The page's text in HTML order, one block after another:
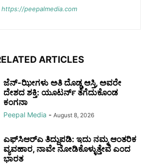
https://peepalmedia.com
ARTICLES
ಜೆನ್-ಝೀಗಳು ಅತಿ ದೊಡ್ಡ ಆಸ್ತಿ, ಅವರೇ
ದೇಶದ ಶಕ್ತಿ: ಯೂಟರ್ನ್ ತೆಗೆದುಕೊಂಡ
ಕಂಗನಾ
Peepal Media - August 8, 2026
ಎಫ್‌ಸಿಆರ್‌ಎ ತಿದ್ದುಪಡಿ: ಇದು ನಮ್ಮ ಆಂತರಿಕ
ವ್ಯವಹಾರ, ನಾವೇ ನೋಡಿಕೊಳ್ಳುತ್ತೇವೆ ಎಂದ
ಭಾರತ